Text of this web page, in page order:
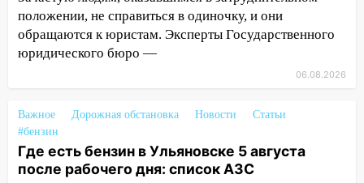
погода в Ульяновске днем 5 августа
06:10 Двое мигрантов изнасиловали 13-
летнюю девочку в центре Ульяновска
мешок и попытались утопить в Волге
05:30
опасный день августа: что ждет каждый
знак 5 августа
положении, не справиться в одиночку, и они
обращаются к юристам. Эксперты Государственного
юридического бюро —
06.08.2026
Важное Дорожная обстановка Новости
Статьи
#бензин
Где есть бензин в Ульяновске 5 августа
после рабочего дня: список АЗС